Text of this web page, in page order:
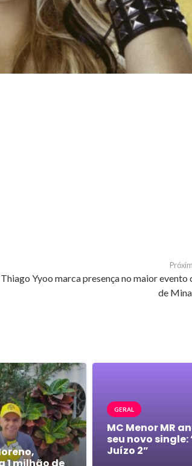
Thiago Yyoo marca presença no maior evento
de
1 milhão de
GERAL
MC Menor MR
seu novo single:
Juízo 2”